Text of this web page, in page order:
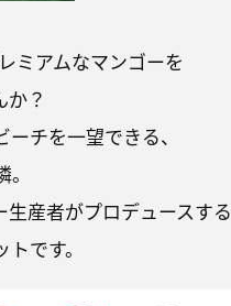
ミアムなマンゴーを
か？
チを一望できる、
産者がプロデュースする
です。